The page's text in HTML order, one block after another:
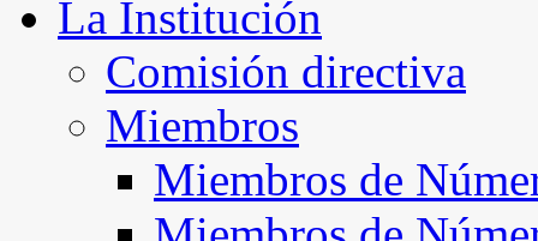
La Institución
Comisión directiva
Miembros
Miembros de